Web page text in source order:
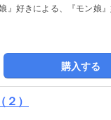
』好きによる、『モン娘
購入する
）